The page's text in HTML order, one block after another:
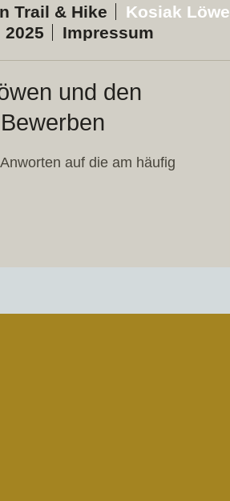
Trail & Hike Kosiak Löwe
2025
Impressum
und den
auf die am häufig